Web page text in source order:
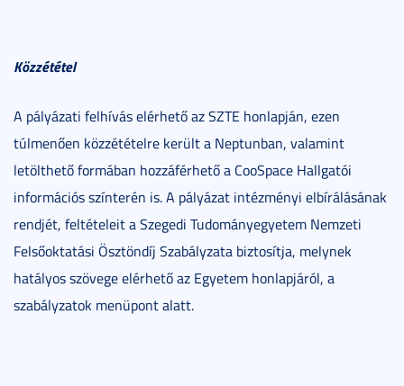
Közzététel
A pályázati felhívás elérhető az SZTE honlapján, ezen
túlmenően közzétételre került a Neptunban, valamint
letölthető formában hozzáférhető a CooSpace Hallgatói
információs színterén is. A pályázat intézményi elbírálásának
rendjét, feltételeit a Szegedi Tudományegyetem Nemzeti
Felsőoktatási Ösztöndíj Szabályzata biztosítja, melynek
hatályos szövege elérhető az Egyetem honlapjáról, a
szabályzatok menüpont alatt.